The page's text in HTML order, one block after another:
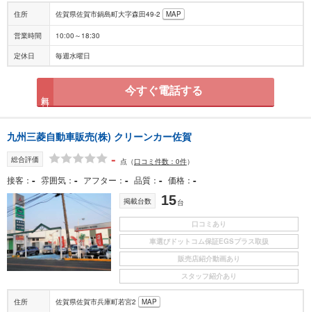
住所 佐賀県佐賀市鍋島町大字森田49-2 MAP
営業時間 10:00～18:30
定休日 毎週水曜日
今すぐ電話する
九州三菱自動車販売(株) クリーンカー佐賀
総合評価 - 点 （口コミ件数：0件）
接客 - 雰囲気 - アフター - 品質 - 価格 -
掲載台数 15台
口コミあり
車選びドットコム保証EGSプラス取扱
販売店紹介動画あり
スタッフ紹介あり
住所 佐賀県佐賀市兵庫町若宮2 MAP